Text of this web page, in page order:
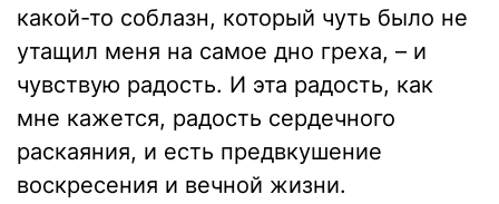
какой-то соблазн, который чуть было не
утащил меня на самое дно греха, – и
чувствую радость. И эта радость, как
мне кажется, радость сердечного
раскаяния, и есть предвкушение
воскресения и вечной жизни.